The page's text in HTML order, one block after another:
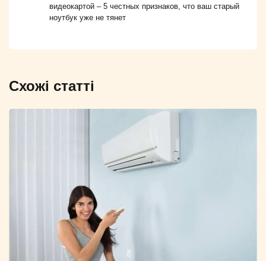
видеокартой – 5 честных признаков, что ваш старый
ноутбук уже не тянет
Схожі статті